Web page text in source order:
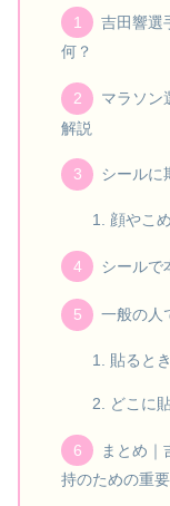
吉田響選
何？
マラソン
解説
シールに
顔やこ
シールで
一般の人
貼ると
どこに
まとめ｜
持のための重